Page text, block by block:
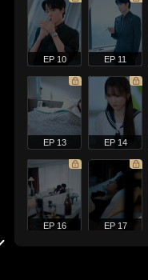
EP 10 EP 11
EP 13 EP 14
EP 16 EP 17